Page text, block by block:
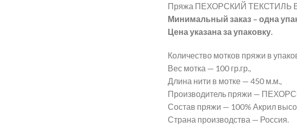
Пряжа ПЕХОРСКИЙ ТЕКСТИЛЬ
Минимальный заказ – одна
Цена указана за упаковку.
Количество мотков пряжи в
Вес мотка — 100 гр.гр.,
Длина нити в мотке — 450 м.м.,
Производитель пряжи —
Состав пряжи — 100% Акрил
Страна производства — Россия.